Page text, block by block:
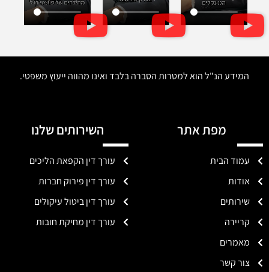
המידע הנ"ל הוא למטרות הסברה בלבד ואינו מהווה ייעוץ משפטי.
מפת אתר
עמוד הבית
אודות
שירותים
קריירה
מאמרים
צור קשר
השירותים שלנו
עורך דין הקפאת הליכים
עורך דין פירוק חברות
עורך דין ביטול עיקולים
עורך דין מחיקת חובות